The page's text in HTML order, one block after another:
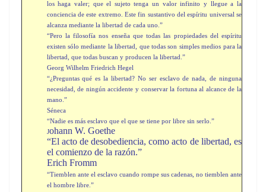
los haga valer; que el sujeto tenga un valor infinito y llegue a la
conciencia de este extremo. Este fin sustantivo del espíritu universal se
alcanza mediante la libertad de cada uno.”
“Pero la filosofía nos enseña que todas las propiedades del espíritu
existen sólo mediante la libertad, que todas son simples medios para la
libertad, que todas buscan y producen la libertad.”
Georg Wilhelm Friedrich Hegel
“¿Preguntas qué es la libertad? No ser esclavo de nada, de ninguna
necesidad, de ningún accidente y conservar la fortuna al alcance de la
mano.”
Séneca
“Nadie es más esclavo que el que se tiene por libre sin serlo.”
Johann W. Goethe
“El acto de desobediencia, como acto de libertad, es
el comienzo de la razón.”
Erich Fromm
“Tiemblen ante el esclavo cuando rompe sus cadenas, no tiemblen ante
el hombre libre.”